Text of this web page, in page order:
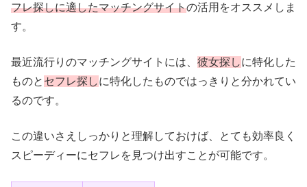
フレ探しに適したマッチングサイトの活用をオススメしま
す。
最近流行りのマッチングサイトには、 彼女探しに特化した
ものと セフレ探しに特化したものではっきりと分かれてい
るのです。
この違いさえしっかりと理解しておけば、とても効率良く
スピーディーにセフレを見つけ出すことが可能です。